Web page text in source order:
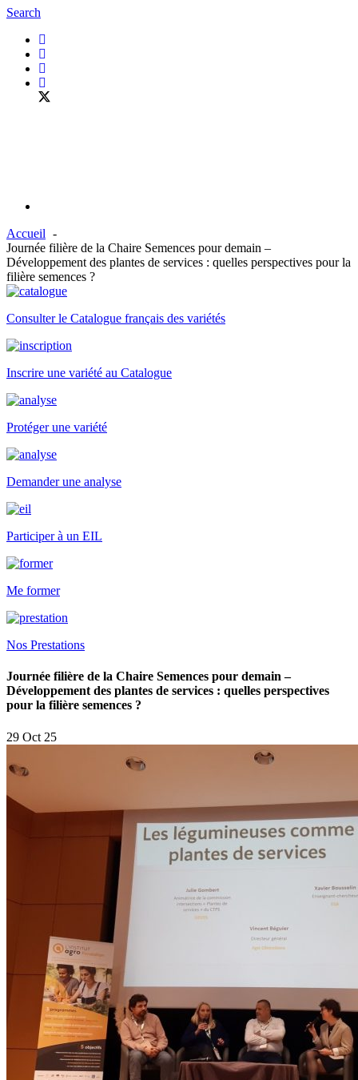
Search
Accueil
Journée filière de la Chaire Semences pour demain –
Développement des plantes de services : quelles perspectives pour la
filière semences ?
Consulter le Catalogue français des variétés
Inscrire une variété au Catalogue
Protéger une variété
Demander une analyse
Participer à un EIL
Me former
Nos Prestations
Journée filière de la Chaire Semences pour demain –
Développement des plantes de services : quelles perspectives
pour la filière semences ?
29 Oct 25